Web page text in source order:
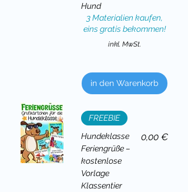
Hund
3 Materialien kaufen,
eins gratis bekommen!
inkl. MwSt.
in den Warenkorb
FREEBIE
Hundeklasse
Feriengrüße –
kostenlose
Vorlage
Klassentier
Preis
0,00 €